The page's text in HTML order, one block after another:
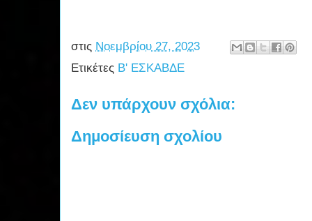
στις Νοεμβρίου 27, 2023
Ετικέτες Β' ΕΣΚΑΒΔΕ
Δεν υπάρχουν σχόλια:
Δημοσίευση σχολίου